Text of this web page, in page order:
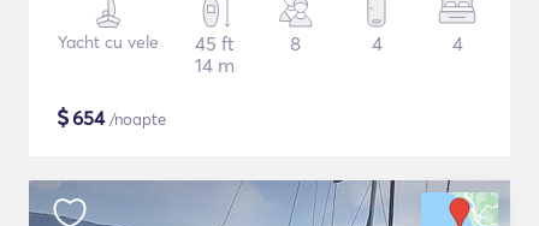
Yacht cu vele
45 ft
14 m
8 4 4
$654/noapte